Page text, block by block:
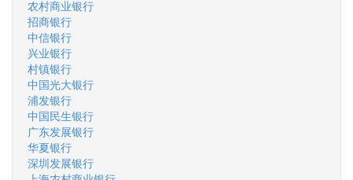
农村商业银行
招商银行
中信银行
兴业银行
村镇银行
中国光大银行
浦发银行
中国民生银行
广东发展银行
华夏银行
深圳发展银行